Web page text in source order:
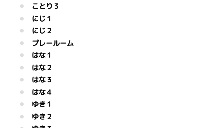
ことり３
にじ１
にじ２
プレールーム
はな１
はな２
はな３
はな４
ゆき１
ゆき２